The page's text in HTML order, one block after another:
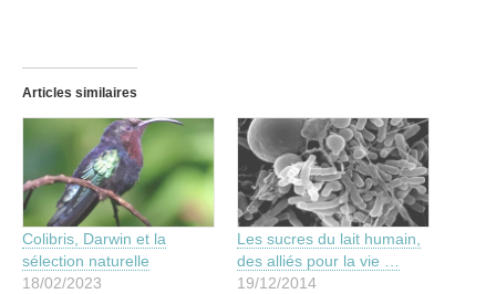
Articles similaires
Colibris, Darwin et la
sélection naturelle
18/02/2023
Les sucres du lait humain,
des alliés pour la vie …
19/12/2014